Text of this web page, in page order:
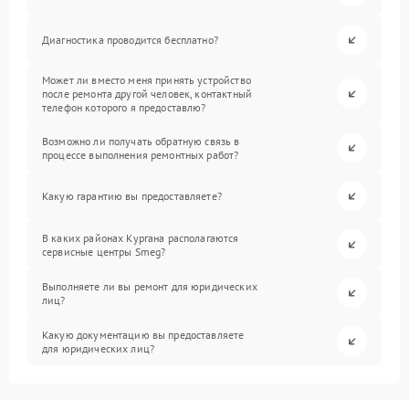
Диагностика проводится бесплатно?
Может ли вместо меня принять устройство
после ремонта другой человек, контактный
телефон которого я предоставлю?
Возможно ли получать обратную связь в
процессе выполнения ремонтных работ?
Какую гарантию вы предоставляете?
В каких районах Кургана располагаются
сервисные центры Smeg?
Выполняете ли вы ремонт для юридических
лиц?
Какую документацию вы предоставляете
для юридических лиц?